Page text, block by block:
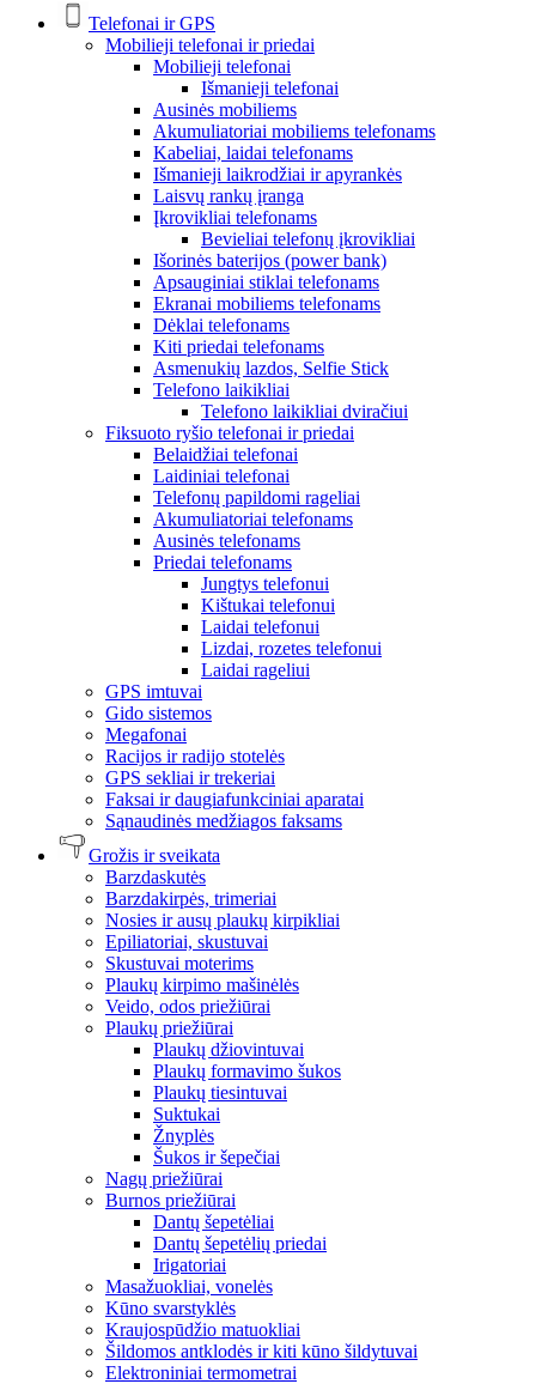
Telefonai ir GPS
Mobilieji telefonai ir priedai
Mobilieji telefonai
Išmanieji telefonai
Ausinės mobiliems
Akumuliatoriai mobiliems telefonams
Kabeliai, laidai telefonams
Išmanieji laikrodžiai ir apyrankės
Laisvų rankų įranga
Įkrovikliai telefonams
Bevieliai telefonų įkrovikliai
Išorinės baterijos (power bank)
Apsauginiai stiklai telefonams
Ekranai mobiliems telefonams
Dėklai telefonams
Kiti priedai telefonams
Asmenukių lazdos, Selfie Stick
Telefono laikikliai
Telefono laikikliai dviračiui
Fiksuoto ryšio telefonai ir priedai
Belaidžiai telefonai
Laidiniai telefonai
Telefonų papildomi rageliai
Akumuliatoriai telefonams
Ausinės telefonams
Priedai telefonams
Jungtys telefonui
Kištukai telefonui
Laidai telefonui
Lizdai, rozetes telefonui
Laidai rageliui
GPS imtuvai
Gido sistemos
Megafonai
Racijos ir radijo stotelės
GPS sekliai ir trekeriai
Faksai ir daugiafunkciniai aparatai
Sąnaudinės medžiagos faksams
Grožis ir sveikata
Barzdaskutės
Barzdakirpės, trimeriai
Nosies ir ausų plaukų kirpikliai
Epiliatoriai, skustuvai
Skustuvai moterims
Plaukų kirpimo mašinėlės
Veido, odos priežiūrai
Plaukų priežiūrai
Plaukų džiovintuvai
Plaukų formavimo šukos
Plaukų tiesintuvai
Suktukai
Žnyplės
Šukos ir šepečiai
Nagų priežiūrai
Burnos priežiūrai
Dantų šepetėliai
Dantų šepetėlių priedai
Irigatoriai
Masažuokliai, vonelės
Kūno svarstyklės
Kraujospūdžio matuokliai
Šildomos antklodės ir kiti kūno šildytuvai
Elektroniniai termometrai